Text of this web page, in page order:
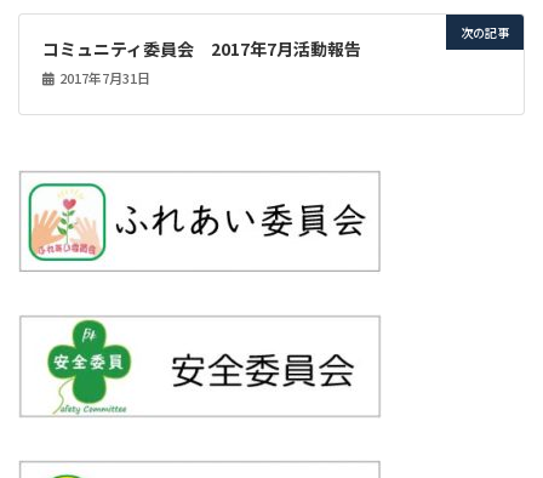
次の記事
コミュニティ委員会 2017年7月活動報告
2017年7月31日